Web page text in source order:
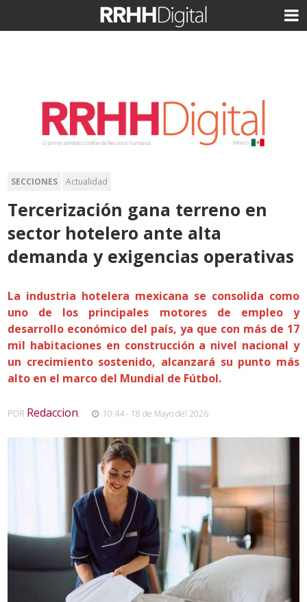
SECCIONES Actualidad
Tercerización gana terreno en
sector hotelero ante alta
demanda y exigencias operativas
La industria hotelera mexicana se consolida como
uno de los principales motores de empleo y
desarrollo económico del país, ya que con más de 17
mil habitaciones en construcción a nivel nacional y
un crecimiento sostenido, alcanzará su punto más
alto en el marco del Mundial de Fútbol.
POR Redaccion, 10:44 - 18 de Mayo del 2026